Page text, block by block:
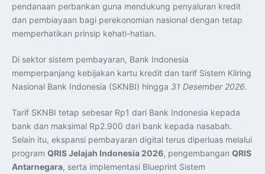
pendanaan perbankan guna mendukung penyaluran kredit
dan pembiayaan bagi perekonomian nasional dengan tetap
memperhatikan prinsip kehati-hatian.
Di sektor sistem pembayaran, Bank Indonesia
memperpanjang kebijakan kartu kredit dan tarif Sistem Kliring
Nasional Bank Indonesia (SKNBI) hingga 31 Desember 2026.
Tarif SKNBI tetap sebesar Rp1 dari Bank Indonesia kepada
bank dan maksimal Rp2.900 dari bank kepada nasabah.
Selain itu, ekspansi pembayaran digital terus diperluas melalui
program QRIS Jelajah Indonesia 2026, pengembangan QRIS
Antarnegara, serta implementasi Blueprint Sistem